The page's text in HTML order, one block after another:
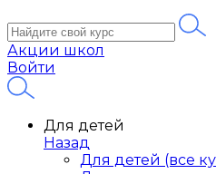
Акции школ
Войти
Для детей
Назад
Для детей (все